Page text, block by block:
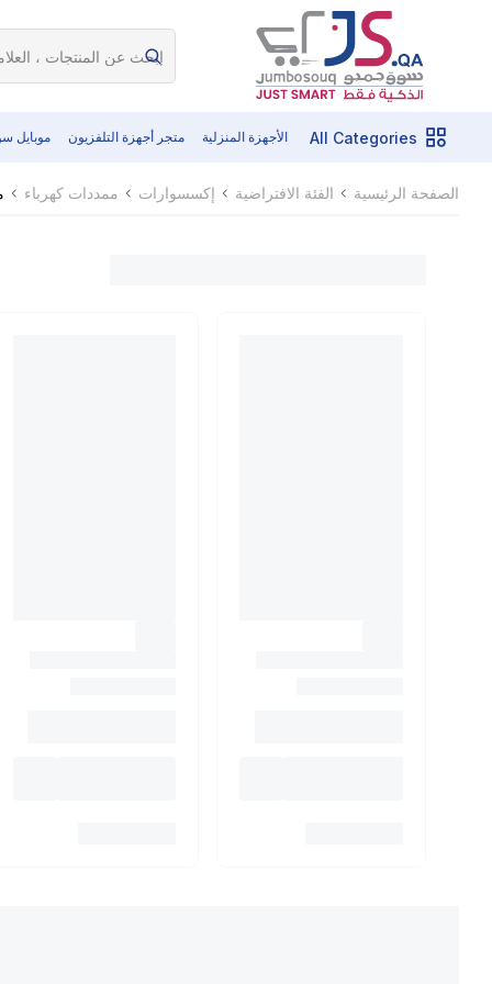
All Categories الأجهزة المنزلية متجر أجهزة التلفزيون موبايل
الصفحة الرئيسية الفئة الافتراضية إكسسوارات ممددات كهرباء